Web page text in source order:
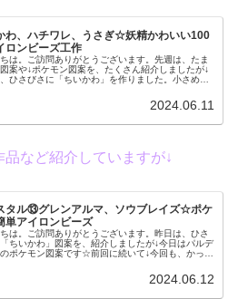
わ、ハチワレ、うさぎ☆妖精かわいい100
ロンビーズ工作
は。ご訪問ありがとうございます。先週は、たま
案や↓ポケモン図案を、たくさん紹介しましたが↓
ひさびさに「ちいかわ」を作りました。小さめサ
2024.06.11
品など紹介していますが↓
タル⑬グレンアルマ、ソウブレイズ☆ポケ
単アイロンビーズ
は。ご訪問ありがとうございます。昨日は、ひさ
ちいかわ」図案を、紹介しましたが↓今日はパルデ
ポケモン図案です☆前回に続いて↓今回も、かっこ
2024.06.12